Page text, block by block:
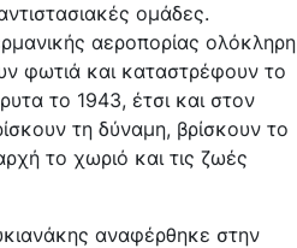
ομάδες.
αεροπορίας ολόκληρη
φωτιά και καταστρέφουν το
το 1943, έτσι και στον
τη δύναμη, βρίσκουν το
το χωριό και τις ζωές
αναφέρθηκε στην